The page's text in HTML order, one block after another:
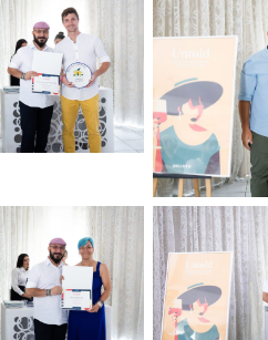
Podere Casa al Vento